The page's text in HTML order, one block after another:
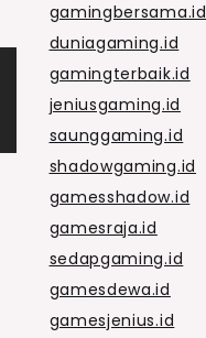
gamingbersama.id
duniagaming.id
gamingterbaik.id
jeniusgaming.id
saunggaming.id
shadowgaming.id
gamesshadow.id
gamesraja.id
sedapgaming.id
gamesdewa.id
gamesjenius.id